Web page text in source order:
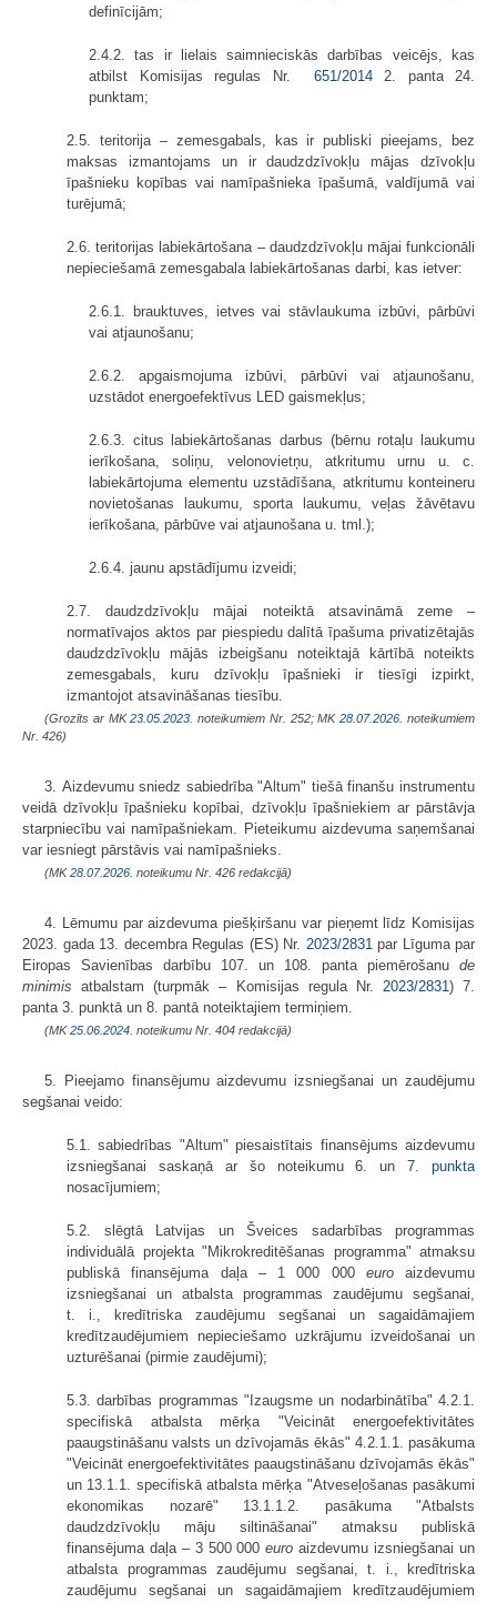
definīcijām;
2.4.2. tas ir lielais saimnieciskās darbības veicējs, kas
atbilst Komisijas regulas Nr. 651/20142. panta 24.
punktam;
2.5. teritorija – zemesgabals, kas ir publiski pieejams, bez
maksas izmantojams un ir daudzdzīvokļu mājas dzīvokļu
īpašnieku kopības vai namīpašnieka īpašumā, valdījumā vai
turējumā;
2.6. teritorijas labiekārtošana – daudzdzīvokļu mājai funkcionāli
nepieciešamā zemesgabala labiekārtošanas darbi, kas ietver:
2.6.1. brauktuves, ietves vai stāvlaukuma izbūvi, pārbūvi
vai atjaunošanu;
2.6.2. apgaismojuma izbūvi, pārbūvi vai atjaunošanu,
uzstādot energoefektīvus LED gaismekļus;
2.6.3. citus labiekārtošanas darbus (bērnu rotaļu laukumu
ierīkošana, soliņu, velonovietņu, atkritumu urnu u. c.
labiekārtojuma elementu uzstādīšana, atkritumu konteineru
novietošanas laukumu, sporta laukumu, veļas žāvētavu
ierīkošana, pārbūve vai atjaunošana u. tml.);
2.6.4. jaunu apstādījumu izveidi;
2.7. daudzdzīvokļu mājai noteiktā atsavināmā zeme –
normatīvajos aktos par piespiedu dalītā īpašuma privatizētajās
daudzdzīvokļu mājās izbeigšanu noteiktajā kārtībā noteikts
zemesgabals, kuru dzīvokļu īpašnieki ir tiesīgi izpirkt,
izmantojot atsavināšanas tiesību.
(Grozīts ar MK23.05.2023. noteikumiem Nr. 252; MK28.07.2026. noteikumiem
Nr. 426)
3. Aizdevumu sniedz sabiedrība "Altum" tiešā finanšu instrumentu
veidā dzīvokļu īpašnieku kopībai, dzīvokļu īpašniekiem ar pārstāvja
starpniecību vai namīpašniekam. Pieteikumu aizdevuma saņemšanai
var iesniegt pārstāvis vai namīpašnieks.
(MK28.07.2026. noteikumu Nr. 426 redakcijā)
4. Lēmumu par aizdevuma piešķiršanu var pieņemt līdz Komisijas
2023. gada 13. decembra Regulas (ES) Nr. 2023/2831 par Līguma par
Eiropas Savienības darbību 107. un 108. panta piemērošanu de
minimis atbalstam (turpmāk – Komisijas regula Nr. 2023/2831) 7.
panta 3. punktā un 8. pantā noteiktajiem termiņiem.
(MK25.06.2024. noteikumu Nr. 404 redakcijā)
5. Pieejamo finansējumu aizdevumu izsniegšanai un zaudējumu
segšanai veido:
5.1. sabiedrības "Altum" piesaistītais finansējums aizdevumu
izsniegšanai saskaņā ar šo noteikumu6. un7. punkta
nosacījumiem;
5.2. slēgtā Latvijas un Šveices sadarbības programmas
individuālā projekta "Mikrokreditēšanas programma" atmaksu
publiskā finansējuma daļa – 1 000 000 euroaizdevumu
izsniegšanai un atbalsta programmas zaudējumu segšanai,
t. i., kredītriska zaudējumu segšanai un sagaidāmajiem
kredītzaudējumiem nepieciešamo uzkrājumu izveidošanai un
uzturēšanai (pirmie zaudējumi);
5.3. darbības programmas "Izaugsme un nodarbinātība" 4.2.1.
specifiskā atbalsta mērķa "Veicināt energoefektivitātes
paaugstināšanu valsts un dzīvojamās ēkās" 4.2.1.1. pasākuma
"Veicināt energoefektivitātes paaugstināšanu dzīvojamās ēkās"
un 13.1.1. specifiskā atbalsta mērķa "Atveseļošanas pasākumi
ekonomikas nozarē" 13.1.1.2. pasākuma "Atbalsts
daudzdzīvokļu māju siltināšanai" atmaksu publiskā
finansējuma daļa – 3 500 000euroaizdevumu izsniegšanai un
atbalsta programmas zaudējumu segšanai, t. i., kredītriska
zaudējumu segšanai un sagaidāmajiem kredītzaudējumiem